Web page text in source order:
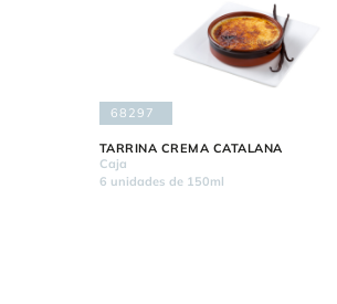
68297
TARRINA CREMA CATALANA
Caja
6 unidades de 150ml